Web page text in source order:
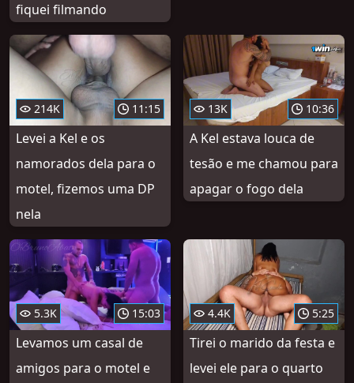
fiquei filmando
214K 11:15
Levei a Kel e os
namorados dela para o
motel, fizemos uma DP
nela
13K 10:36
A Kel estava louca de
tesão e me chamou para
apagar o fogo dela
5.3K 15:03
Levamos um casal de
amigos para o motel e
4.4K 5:25
Tirei o marido da festa e
levei ele para o quarto